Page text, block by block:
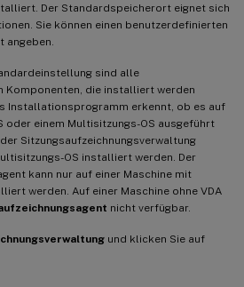
Der Standardspeicherort eignet sich
Sie können einen benutzerdefinierten
angeben.
sind alle
Komponenten, die installiert werden
Installationsprogramm erkennt, ob es auf
oder einem Multisitzungs-OS ausgeführt
Sitzungsaufzeichnungsverwaltung
OS installiert werden. Der
kann nur auf einer Maschine mit
werden. Auf einer Maschine ohne VDA
nicht verfügbar.
und klicken Sie auf